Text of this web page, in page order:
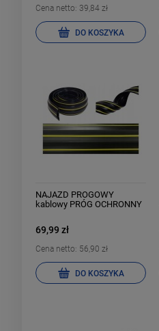
Cena netto: 39,84 zł
DO KOSZYKA
NAJAZD PROGOWY
kablowy PRÓG OCHRONNY
69,99 zł
Cena netto: 56,90 zł
DO KOSZYKA